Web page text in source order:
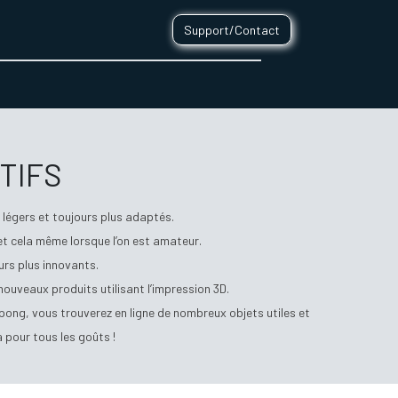
Support/Contact
légers et toujours plus adaptés.
même lorsque l’on est amateur.
plus innovants.
produits utilisant l’impression 3D.
vous trouverez en ligne de nombreux objets utiles et
pour tous les goûts !